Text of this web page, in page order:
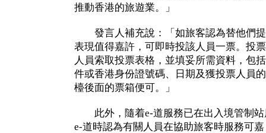
推動香港的旅遊業。」
發言人補充說：「如旅客認為替他們提
表現值得嘉許，可即時投該人員一票。投
人員索取投票表格，並填妥所需資料，包
件或香港身份證號碼、日期及獲投票人員
檯後面的票箱便可。」
此外，隨着e-道服務已在出入境管制站
e-道時認為有關人員在協助旅客時服務可